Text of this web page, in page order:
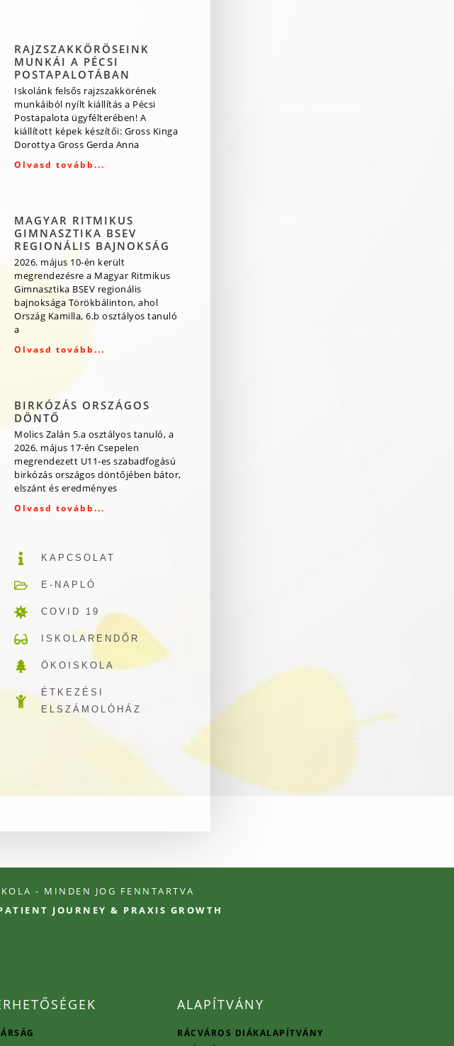
RAJZSZAKKÖRÖSEINK
MUNKÁI A PÉCSI
POSTAPALOTÁBAN
Iskolánk felsős rajzszakkörének
munkáiból nyílt kiállítás a Pécsi
Postapalota ügyfélterében! A
kiállított képek készítői: Gross Kinga
Dorottya Gross Gerda Anna
Olvasd tovább...
MAGYAR RITMIKUS
GIMNASZTIKA BSEV
REGIONÁLIS BAJNOKSÁG
2026. május 10-én került
megrendezésre a Magyar Ritmikus
Gimnasztika BSEV regionális
bajnoksága Törökbálinton, ahol
Ország Kamilla, 6.b osztályos tanuló
a
Olvasd tovább...
BIRKÓZÁS ORSZÁGOS
DÖNTŐ
Molics Zalán 5.a osztályos tanuló, a
2026. május 17-én Csepelen
megrendezett U11-es szabadfogású
birkózás országos döntőjében bátor,
elszánt és eredményes
Olvasd tovább...
KAPCSOLAT
E-NAPLÓ
COVID 19
ISKOLARENDŐR
ÖKOISKOLA
ÉTKEZÉSI
ELSZÁMOLÓHÁZ
- MINDEN JOG FENNTARTVA
JOURNEY & PRAXIS GROWTH
ALAPÍTVÁNY
RÁCVÁROS DIÁKALAPÍTVÁNY